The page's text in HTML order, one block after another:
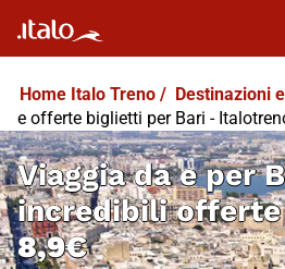
Home Italo Treno / Destinazioni
e offerte biglietti per Bari -
Viaggia da e per
incredibili
8,9€